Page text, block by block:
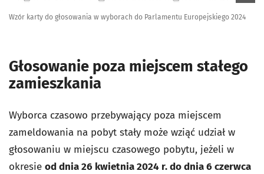
Wzór karty do głosowania w wyborach do Parlamentu Europejskiego 2024
Głosowanie poza miejscem stałego
zamieszkania
Wyborca czasowo przebywający poza miejscem
zameldowania na pobyt stały może wziąć udział w
głosowaniu w miejscu czasowego pobytu, jeżeli w
okresie od dnia 26 kwietnia 2024 r. do dnia 6 czerwca